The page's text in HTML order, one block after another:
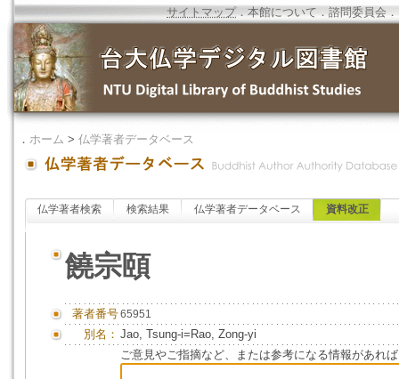
サイトマップ．本館について ．諮問委員会 ．
． ホーム > 仏学著者データベース
仏学著者検索 検索結果 仏学著者データベース 資料改正
饒宗頤
著者番号65951
別名： Jao, Tsung-i=Rao, Zong-yi
ご意見やご指摘など、または参考になる情報があれ